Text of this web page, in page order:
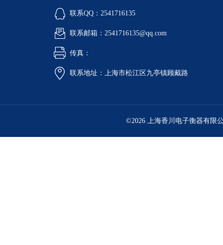
联系QQ：2541716135
联系邮箱：2541716135@qq.com
传真：
联系地址：上海市松江区九亭镇顾戴路
©2026 上海香川电子衡器有限